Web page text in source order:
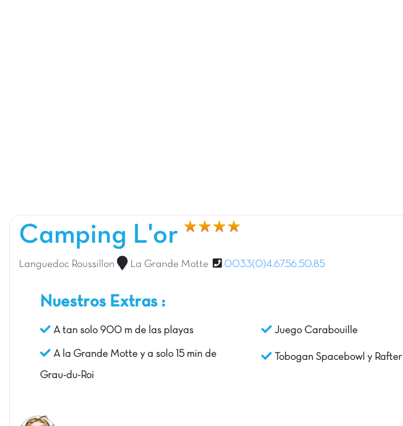
Camping L'or
Languedoc Roussillon La Grande Motte 0033(0)4.67.56.50.85
Nuestros Extras :
A tan solo 900 m de las playas
A la Grande Motte y a solo 15 min de
Grau-du-Roi
Juego Carabouille
Tobogan Spacebowl y Rafter